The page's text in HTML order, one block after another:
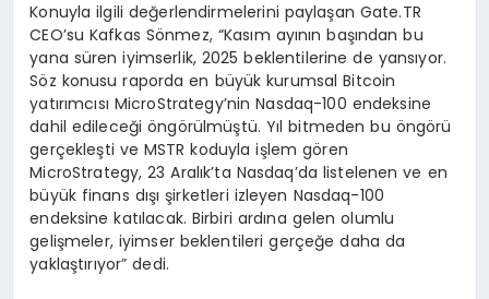
Konuyla ilgili değerlendirmelerini paylaşan Gate.TR
CEO’su Kafkas Sönmez, “Kasım ayının başından bu
yana süren iyimserlik, 2025 beklentilerine de yansıyor.
Söz konusu raporda en büyük kurumsal Bitcoin
yatırımcısı MicroStrategy’nin Nasdaq-100 endeksine
dahil edileceği öngörülmüştü. Yıl bitmeden bu öngörü
gerçekleşti ve MSTR koduyla işlem gören
MicroStrategy, 23 Aralık’ta Nasdaq’da listelenen ve en
büyük finans dışı şirketleri izleyen Nasdaq-100
endeksine katılacak. Birbiri ardına gelen olumlu
gelişmeler, iyimser beklentileri gerçeğe daha da
yaklaştırıyor” dedi.